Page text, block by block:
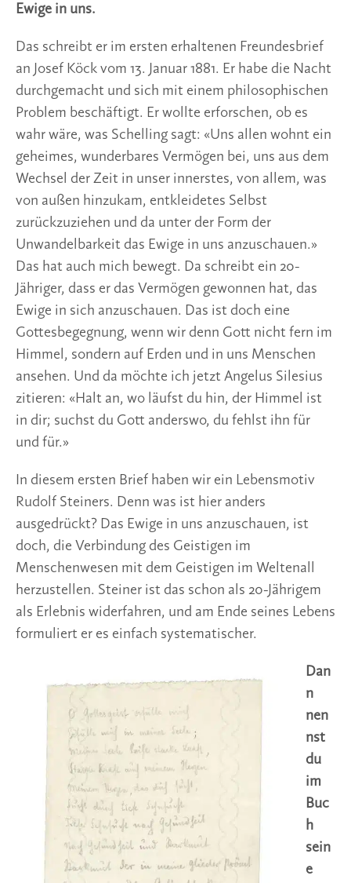
Ewige in uns.
Das schreibt er im ersten erhaltenen Freundesbrief
an Josef Köck vom 13. Januar 1881. Er habe die Nacht
durchgemacht und sich mit einem philosophischen
Problem beschäftigt. Er wollte erforschen, ob es
wahr wäre, was Schelling sagt: «Uns allen wohnt ein
geheimes, wunderbares Vermögen bei, uns aus dem
Wechsel der Zeit in unser innerstes, von allem, was
von außen hinzukam, entkleidetes Selbst
zurückzuziehen und da unter der Form der
Unwandelbarkeit das Ewige in uns anzuschauen.»
Das hat auch mich bewegt. Da schreibt ein 20-
Jähriger, dass er das Vermögen gewonnen hat, das
Ewige in sich anzuschauen. Das ist doch eine
Gottesbegegnung, wenn wir denn Gott nicht fern im
Himmel, sondern auf Erden und in uns Menschen
ansehen. Und da möchte ich jetzt Angelus Silesius
zitieren: «Halt an, wo läufst du hin, der Himmel ist
in dir; suchst du Gott anderswo, du fehlst ihn für
und für.»
In diesem ersten Brief haben wir ein Lebensmotiv
Rudolf Steiners. Denn was ist hier anders
ausgedrückt? Das Ewige in uns anzuschauen, ist
doch, die Verbindung des Geistigen im
Menschenwesen mit dem Geistigen im Weltenall
herzustellen. Steiner ist das schon als 20-Jährigem
als Erlebnis widerfahren, und am Ende seines Lebens
formuliert er es einfach systematischer.
Dan
n
nen
nst
du
im
Buc
h
sein
e